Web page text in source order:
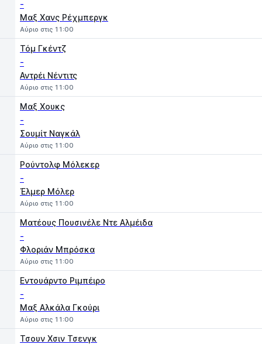
-
Μαξ Χανς Ρέχμπεργκ
Αύριο στις 11:00
Τόμ Γκέντζ
-
Αντρέι Νέντιτς
Αύριο στις 11:00
Μαξ Χουκς
-
Σουμίτ Ναγκάλ
Αύριο στις 11:00
Ρούντολφ Μόλεκερ
-
Έλμερ Μόλερ
Αύριο στις 11:00
Ματέους Πουσινέλε Ντε Αλμέιδα
-
Φλοριάν Μπρόσκα
Αύριο στις 11:00
Εντουάρντο Ριμπέιρο
-
Μαξ Αλκάλα Γκούρι
Αύριο στις 11:00
Τσουν Χσιν Τσενγκ